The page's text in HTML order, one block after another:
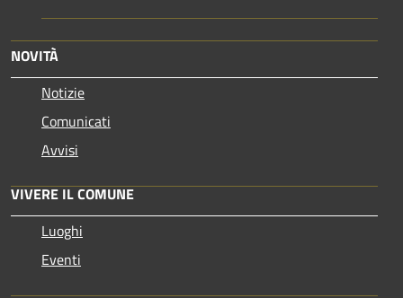
NOVITÀ
Notizie
Comunicati
Avvisi
VIVERE IL COMUNE
Luoghi
Eventi